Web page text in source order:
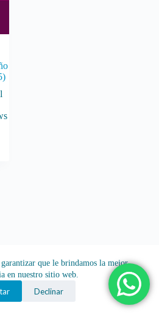
que le brindamos la mejor
en nuestro sitio web.
Declinar